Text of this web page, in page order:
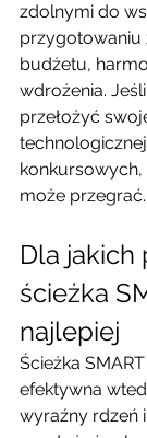
zdolnymi do
przygotowaniu
budżetu,
wdrożenia.
przełożyć
może przegrać.
Dla jakich
ścieżka
najlepiej
Ścieżka
efektywna
wyraźny rdzeń